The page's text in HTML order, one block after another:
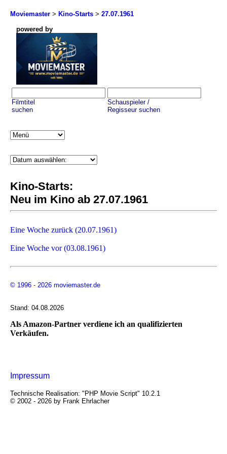
Moviemaster > Kino-Starts > 27.07.1961
powered by
Filmtitel
suchen
Schauspieler /
Regisseur suchen
Kino-Starts:
Neu im Kino ab 27.07.1961
Eine Woche zurück (20.07.1961)
Eine Woche vor (03.08.1961)
© 1996 - 2026 moviemaster.de
Stand: 04.08.2026
Als Amazon-Partner verdiene ich an qualifizierten
Verkäufen.
Impressum
Technische Realisation: "PHP Movie Script" 10.2.1
© 2002 - 2026 by Frank Ehrlacher